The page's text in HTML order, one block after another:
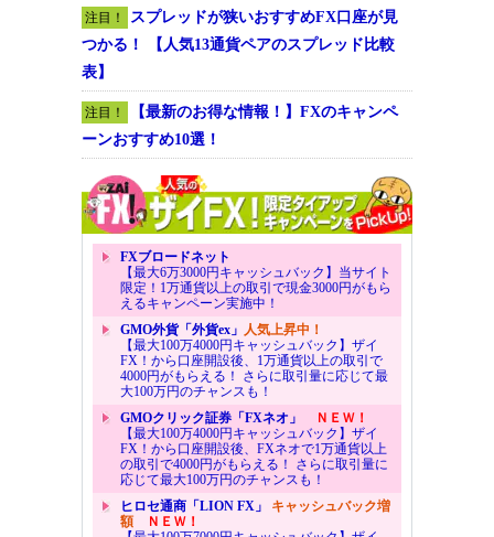
注目！
スプレッドが狭いおすすめFX口座が見
つかる！ 【人気13通貨ペアのスプレッド比較
表】
注目！
【最新のお得な情報！】FXのキャンペ
ーンおすすめ10選！
FXブロードネット
【最大6万3000円キャッシュバック】当サイト
限定！1万通貨以上の取引で現金3000円がもら
えるキャンペーン実施中！
GMO外貨「外貨ex」 人気上昇中！
【最大100万4000円キャッシュバック】ザイ
FX！から口座開設後、1万通貨以上の取引で
4000円がもらえる！ さらに取引量に応じて最
大100万円のチャンスも！
GMOクリック証券「FXネオ」
ＮＥＷ！
【最大100万4000円キャッシュバック】ザイ
FX！から口座開設後、FXネオで1万通貨以上
の取引で4000円がもらえる！ さらに取引量に
応じて最大100万円のチャンスも！
ヒロセ通商「LION FX」 キャッシュバック増
額ＮＥＷ！